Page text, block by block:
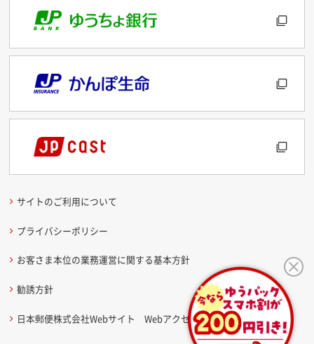
サイトのご利用について
プライバシーポリシー
お客さま本位の業務運営に関する基本方針
勧誘方針
日本郵便株式会社Webサイト Webアクセシビリティ方針